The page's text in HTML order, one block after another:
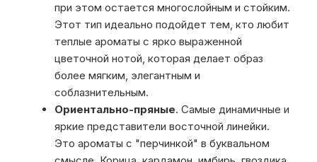
при этом остается многослойным и стойким.
Этот тип идеально подойдет тем, кто любит
теплые ароматы с ярко выраженной
цветочной нотой, которая делает образ
более мягким, элегантным и
соблазнительным.
Ориентально-пряные. Самые динамичные и
яркие представители восточной линейки.
Это ароматы с "перчинкой" в буквальном